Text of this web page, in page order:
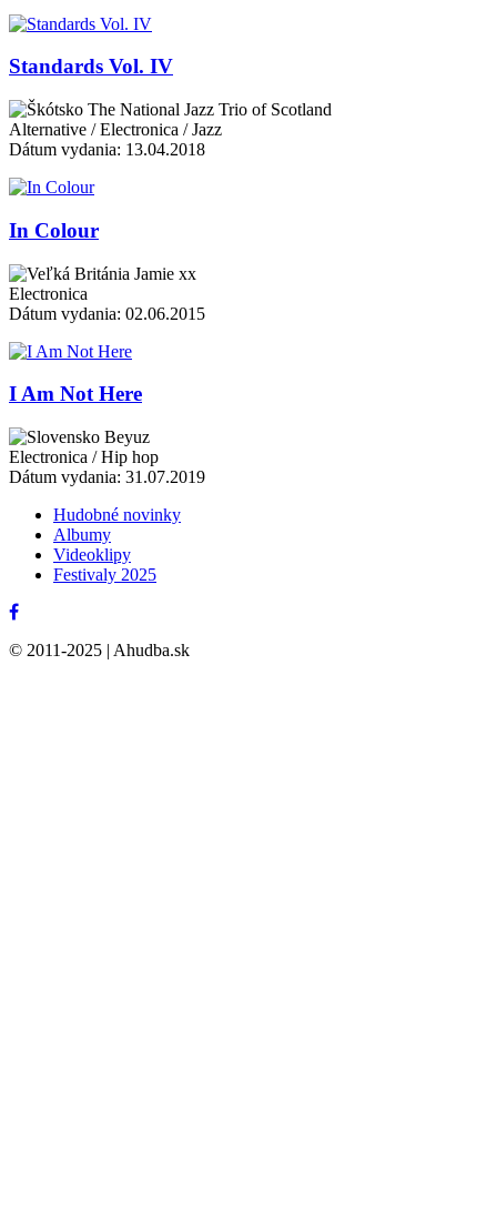
Standards Vol. IV
The National Jazz Trio of Scotland
Alternative / Electronica / Jazz
Dátum vydania: 13.04.2018
In Colour
Jamie xx
Electronica
Dátum vydania: 02.06.2015
I Am Not Here
Beyuz
Electronica / Hip hop
Dátum vydania: 31.07.2019
Hudobné novinky
Albumy
Videoklipy
Festivaly 2025
© 2011-2025 | Ahudba.sk